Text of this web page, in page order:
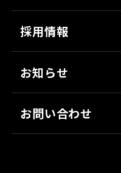
シーリング・接
クリーナー・脱
社会貢献
人材育成
アスリート社員
職場環境
採用情報
お知らせ
お問い合わせ